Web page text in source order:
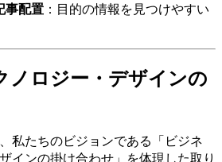
事配置 ：目的の情報を見つけやすい
ノロジー・デザインの
私たちのビジョンである「ビジネ
インの掛け合わせ」を体現した取り